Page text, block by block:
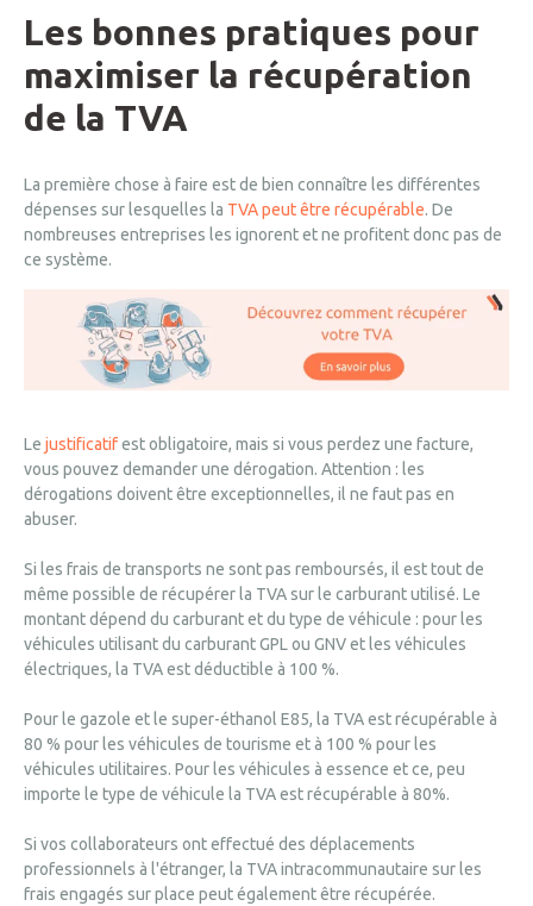
Les bonnes pratiques pour
maximiser la récupération
de la TVA
La première chose à faire est de bien connaître les différentes
dépenses sur lesquelles la TVA peut être récupérable. De
nombreuses entreprises les ignorent et ne profitent donc pas de
ce système.
Le justificatifest obligatoire, mais si vous perdez une facture,
vous pouvez demander une dérogation. Attention : les
dérogations doivent être exceptionnelles, il ne faut pas en
abuser.
Si les frais de transports ne sont pas remboursés, il est tout de
même possible de récupérer la TVA sur le carburant utilisé. Le
montant dépend du carburant et du type de véhicule : pour les
véhicules utilisant du carburant GPL ou GNV et les véhicules
électriques, la TVA est déductible à 100 %.
Pour le gazole et le super-éthanol E85, la TVA est récupérable à
80 % pour les véhicules de tourisme et à 100 % pour les
véhicules utilitaires. Pour les véhicules à essence et ce, peu
importe le type de véhicule la TVA est récupérable à 80%.
Si vos collaborateurs ont effectué des déplacements
professionnels à l'étranger, la TVA intracommunautaire sur les
frais engagés sur place peut également être récupérée.